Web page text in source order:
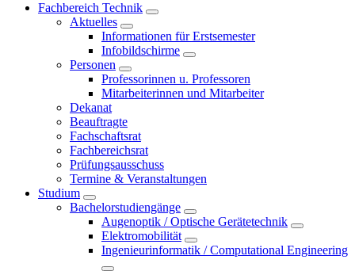
Fachbereich Technik
Aktuelles
Informationen für Erstsemester
Infobildschirme
Personen
Professorinnen u. Professoren
Mitarbeiterinnen und Mitarbeiter
Dekanat
Beauftragte
Fachschaftsrat
Fachbereichsrat
Prüfungsausschuss
Termine & Veranstaltungen
Studium
Bachelorstudiengänge
Augenoptik / Optische Gerätetechnik
Elektromobilität
Ingenieurinformatik / Computational Engineering